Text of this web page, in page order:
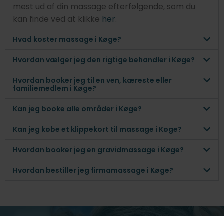
mest ud af din massage efterfølgende, som du
kan finde ved at klikke her.
Hvad koster massage i Køge?
Hvordan vælger jeg den rigtige behandler i Køge?
Hvordan booker jeg til en ven, kæreste eller
familiemedlem i Køge?
Kan jeg booke alle områder i Køge?
Kan jeg købe et klippekort til massage i Køge?
Hvordan booker jeg en gravidmassage i Køge?
Hvordan bestiller jeg firmamassage i Køge?